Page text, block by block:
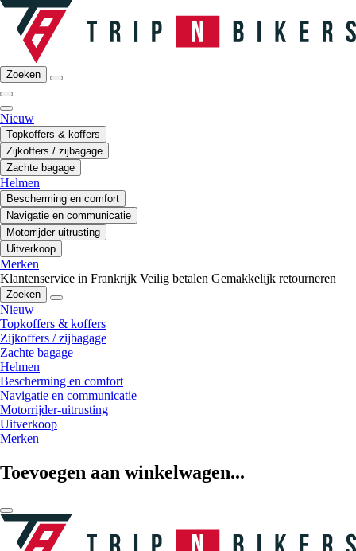
Zoeken
Nieuw
Topkoffers & koffers
Zijkoffers / zijbagage
Zachte bagage
Helmen
Bescherming en comfort
Navigatie en communicatie
Motorrijder-uitrusting
Uitverkoop
Merken
Klantenservice in Frankrijk Veilig betalen Gemakkelijk retourneren
Zoeken
Nieuw
Topkoffers & koffers
Zijkoffers / zijbagage
Zachte bagage
Helmen
Bescherming en comfort
Navigatie en communicatie
Motorrijder-uitrusting
Uitverkoop
Merken
Toevoegen aan winkelwagen...